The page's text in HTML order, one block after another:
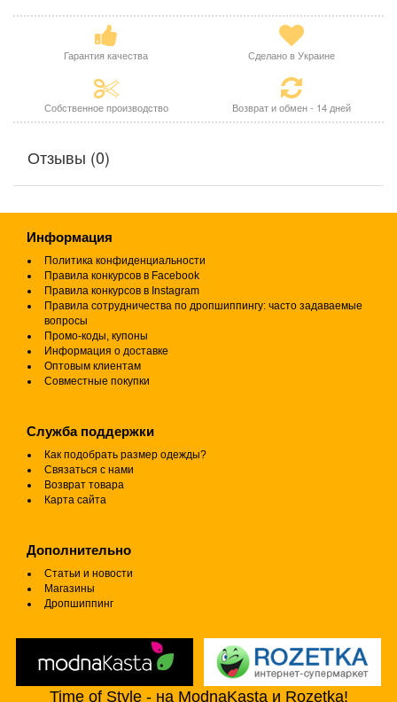
Гарантия качества Сделано в Украине
Собственное производство Возврат и обмен - 14 дней
Отзывы (0)
Информация
Политика конфиденциальности
Правила конкурсов в Facebook
Правила конкурсов в Instagram
Правила сотрудничества по дропшиппингу: часто задаваемые
вопросы
Промо-коды, купоны
Информация о доставке
Оптовым клиентам
Совместные покупки
Служба поддержки
Как подобрать размер одежды?
Связаться с нами
Возврат товара
Карта сайта
Дополнительно
Статьи и новости
Магазины
Дропшиппинг
Time of Style - на ModnaKasta и Rozetka!